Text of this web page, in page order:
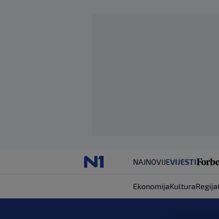
NAJNOVIJEVIJESTI
EkonomijaKulturaRegija